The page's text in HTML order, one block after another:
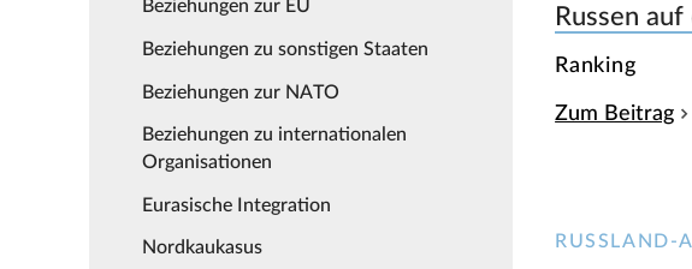
Beziehungen zur EU
Beziehungen zu sonstigen Staaten
Beziehungen zur NATO
Beziehungen zu internationalen
Organisationen
Eurasische Integration
Nordkaukasus
Russen
Ranking
Zum Beitrag
RUSSLAND-